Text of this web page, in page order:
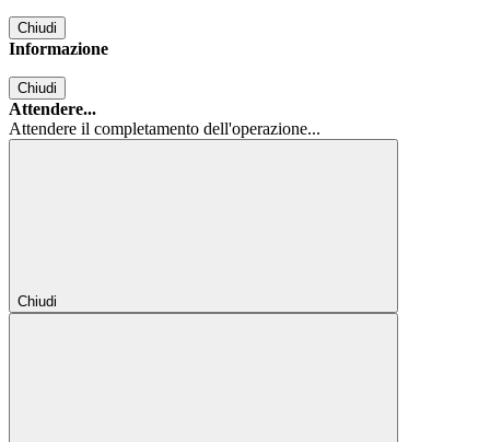
Chiudi
Informazione
Chiudi
Attendere...
Attendere il completamento dell'operazione...
Chiudi